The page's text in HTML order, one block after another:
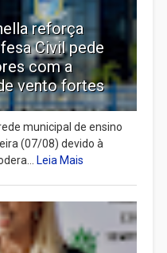
reforça
Civil pede
com a
vento fortes
municipal de ensino
(07/08) devido à
Leia Mais